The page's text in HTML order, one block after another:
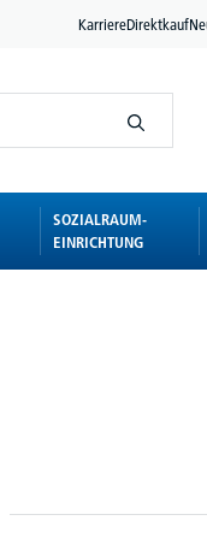
KarriereDirektkauf
SOZIALRAUM-
EINRICHTUNG